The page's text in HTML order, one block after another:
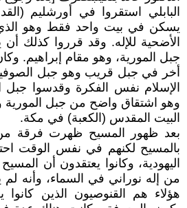
البابلي استقروا في أورشليم
يسكن في بيت واحد فقط وهو
الأضحية للإله. وقد قرروا كذلك
جبل المورية، وهو مقام إبراهيم.
أخر في جبل قريب وهو جبل
الإسلام نفس الفكرة وقدسوا جبل
وهو اشتقاق واضح من جبل المورية
البيت المقدس (الكعبة) في مكة.
بعد ظهور المسيح ظهرت فرقة من
بالمسيح لكنهم في نفس الوقت
اليهودية، وكانوا يعتقدون أن
من إله نوراني في السماء، وأنه
هؤلاء هم القنوصيون الذين